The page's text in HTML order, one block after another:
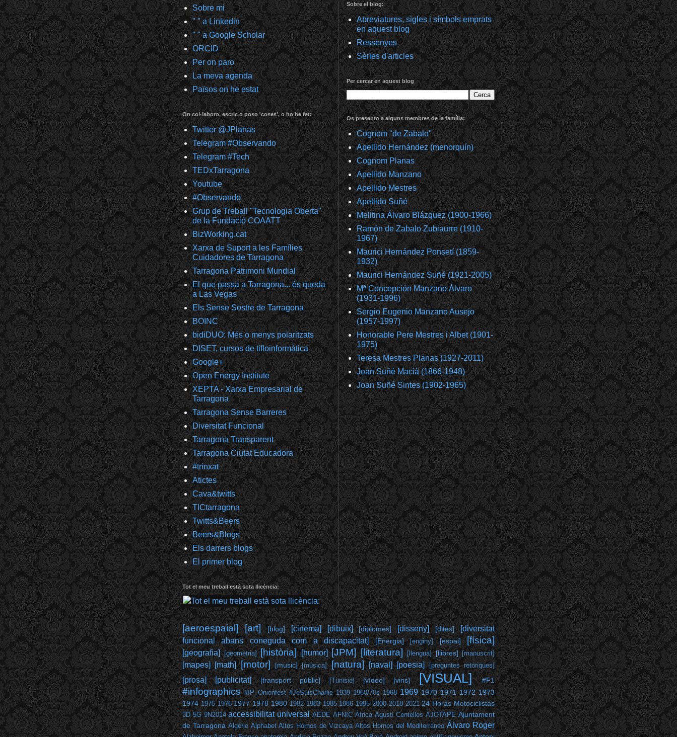
Sobre mi
" " a Linkedin
" " a Google Scholar
ORCID
Per on paro
La meva agenda
Països on he estat
On col·laboro, escric o poso 'coses', o ho he fet:
Twitter @JPlanas
Telegram #Observando
Telegram #Tech
TEDxTarragona
Youtube
#Observando
Grup de Treball "Tecnologia Oberta"
de la Fundació COAATT
BizWorking.cat
Xarxa de Suport a les Famílies
Cuidadores de Tarragona
Tarragona Patrimoni Mundial
El que passa a Tarragona... és queda
a Las Vegas
Els Sense Sostre de Tarragona
BOINC
bidiDUO: Més o menys polaritzats
DISET, cursos de tifloinformàtica
Google+
Open Energy Institute
XEPTA - Xarxa Empresarial de
Tarragona
Tarragona Sense Barreres
Diversitat Funcional
Tarragona Transparent
Tarragona Ciutat Educadora
#trinxat
Atictes
Cava&twitts
TICtarragona
Twitts&Beers
Beers&Blogs
Els darrers blogs
El primer blog
Tot el meu treball està sota llicència:
Sobre el blog:
Abreviatures, sigles i símbols emprats
en aquest blog
Ressenyes
Sèries d'articles
Per cercar en aquest blog
Os presento a alguns membres de la família:
Cognom "de Zabalo"
Apellido Hernández (menorquín)
Cognom Planas
Apellido Manzano
Apellido Mestres
Apellido Suñé
Melitina Álvaro Blázquez (1900-1966)
Ramón de Zabalo Zubiaurre (1910-
1967)
Maurici Hernández Ponsetí (1859-
1932)
Maurici Hernández Suñé (1921-2005)
Mª Concepción Manzano Álvaro
(1931-1996)
Sergio Eugenio Manzano Ausejo
(1957-1997)
Honorable Pere Mestres i Albet (1901-
1975)
Teresa Mestres Planas (1927-2011)
Joan Suñé Macià (1866-1948)
Joan Suñé Sintes (1902-1965)
[aeroespaial] [art] [blog] [cinema] [dibuix] [diplomes] [disseny] [dites]
[diversitat
funcional abans coneguda com a discapacitat]
[Energia] [enginy] [espai] [física]
[geografia] [geometria] [història] [humor] [JPM] [literatura] [llengua] [llibres] [manuscrit]
[mapes] [math] [motor] [music] [música] [natura] [naval] [poesia] [preguntes retòriques]
[prosa] [publicitat] [transport públic] [Tunisie] [vídeo] [vins] [VISUAL] #F1
#infographics #IP_Onionfest #JeSuisCharlie 1939 1960/70s 1968 1969 1970 1971 1972 1973
1974 1975 1976 1977 1978 1980 1982 1983 1985 1986 1995 2000 2018 2021 24 Horas Motociclistas
3D 5G 9N2014 accessibilitat universal AEDE AFNIC Àfrica Agustí Centelles AJOTAPE Ajuntament
de Tarragona Algérie Alphabet Altos Hornos de Vizcaya Altos Hornos del Mediterráneo Álvaro Roger